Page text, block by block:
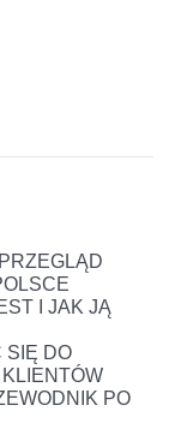
I JAK JĄ
SIĘ DO
PO